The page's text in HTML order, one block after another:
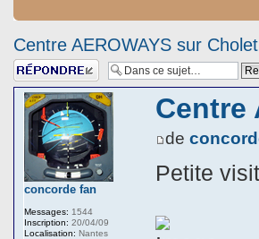
Centre AEROWAYS sur
Répondre
Centre
de
Petite
concorde fan
Messages: 1544
Inscription: 20/04/09
Localisation: Nantes